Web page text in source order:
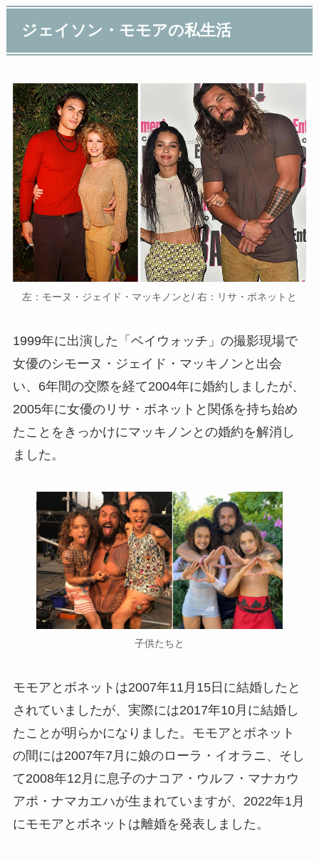
ジェイソン・モモアの私生活
左：モーヌ・ジェイド・マッキノンと/ 右：リサ・ボネットと
1999年に出演した「ベイウォッチ」の撮影現場で
女優のシモーヌ・ジェイド・マッキノンと出会
い、6年間の交際を経て2004年に婚約しましたが、
2005年に女優のリサ・ボネットと関係を持ち始め
たことをきっかけにマッキノンとの婚約を解消し
ました。
子供たちと
モモアとボネットは2007年11月15日に結婚したと
されていましたが、実際には2017年10月に結婚し
たことが明らかになりました。モモアとボネット
の間には2007年7月に娘のローラ・イオラニ、そし
て2008年12月に息子のナコア・ウルフ・マナカウ
アポ・ナマカエハが生まれていますが、2022年1月
にモモアとボネットは離婚を発表しました。